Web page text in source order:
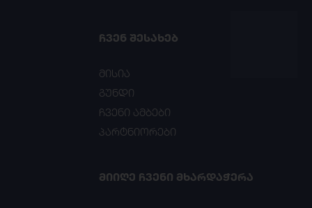
ᲩᲕᲔᲜ ᲨᲔᲡᲐᲮᲔᲑ
მისია
გუნდი
ჩვენი ამბები
პარტნიორები
ᲛᲘᲘᲦᲔ ᲩᲕᲔᲜᲘ ᲛᲮᲐᲠᲓᲐᲭᲔᲠᲐ